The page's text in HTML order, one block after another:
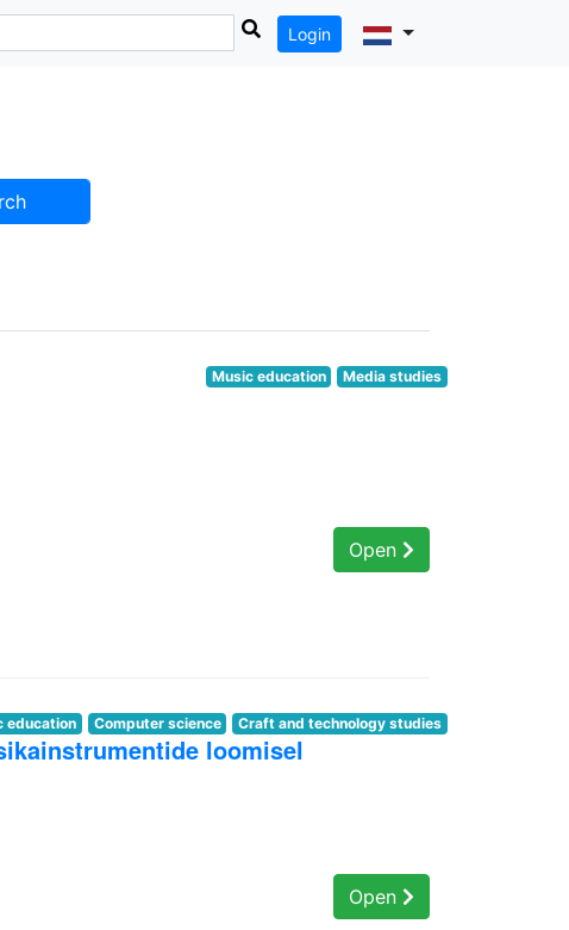
Login
Music education Media studies
Open
education Computer science Craft and technology studies
loomisel
Open